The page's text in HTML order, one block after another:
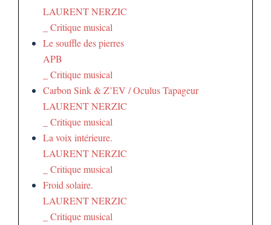
LAURENT NERZIC
_ Critique musical
Le souffle des pierres
APB
_ Critique musical
Carbon Sink & Z’EV / Oculus Tapageur
LAURENT NERZIC
_ Critique musical
La voix intérieure.
LAURENT NERZIC
_ Critique musical
Froid solaire.
LAURENT NERZIC
_ Critique musical